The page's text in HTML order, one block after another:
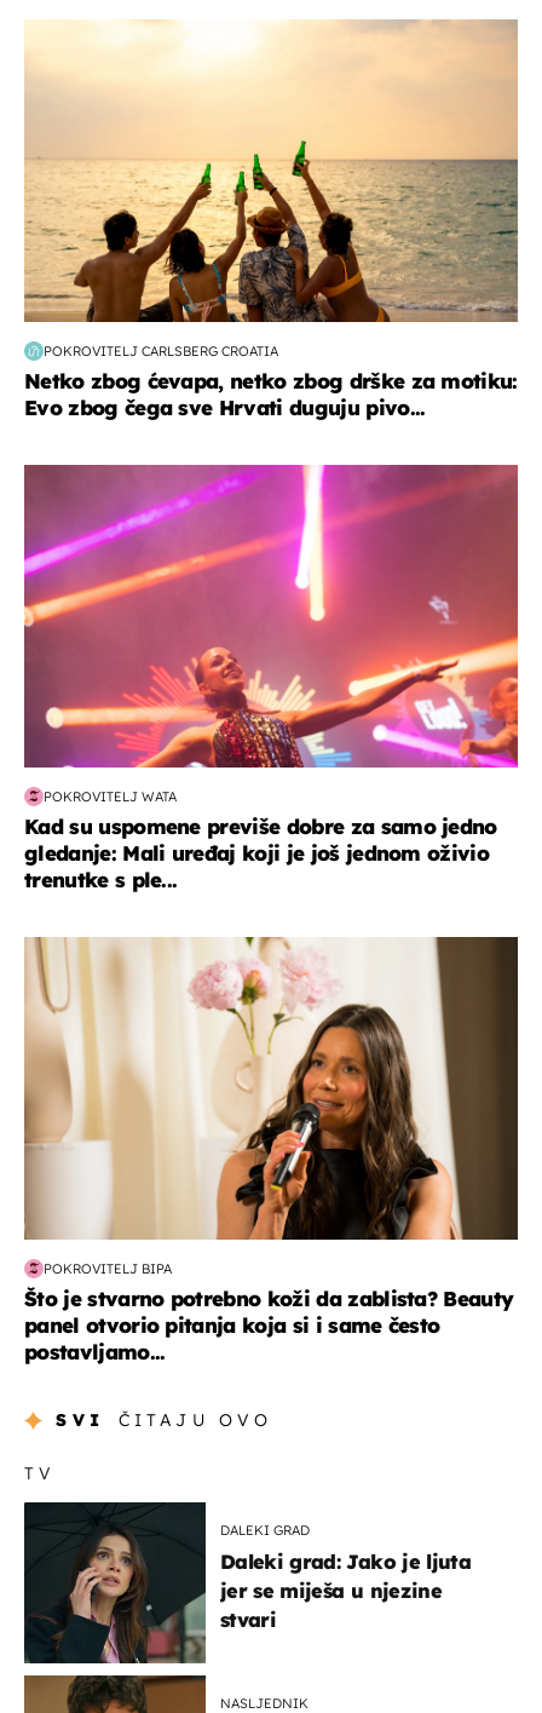
POKROVITELJ CARLSBERG CROATIA
Netko zbog ćevapa, netko zbog drške za motiku:
Evo zbog čega sve Hrvati duguju pivo...
POKROVITELJ WATA
Kad su uspomene previše dobre za samo jedno
gledanje: Mali uređaj koji je još jednom oživio
trenutke s ple...
moda & ljepota
POKROVITELJ BIPA
Što je stvarno potrebno koži da zablista? Beauty
panel otvorio pitanja koja si i same često
postavljamo...
SVI ČITAJU OVO
TV
DALEKI GRAD
Daleki grad: Jako je ljuta
jer se miješa u njezine
stvari
NASLJEDNIK